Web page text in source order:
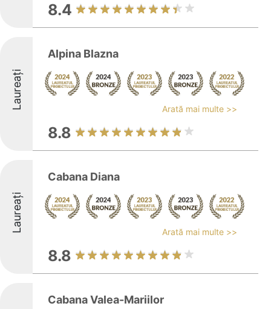
8.4
Laureați
Alpina Blazna
Arată mai multe >>
8.8
Laureați
Cabana Diana
Arată mai multe >>
8.8
Cabana Valea-Mariilor